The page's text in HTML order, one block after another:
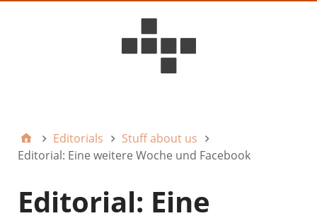
Editorials
Stuff about us
Editorial: Eine weitere Woche und Facebook
Editorial: Eine